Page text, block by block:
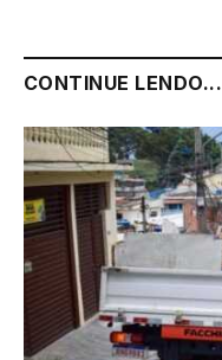
CONTINUE LENDO...